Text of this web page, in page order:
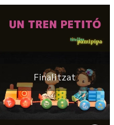
Finalitzat